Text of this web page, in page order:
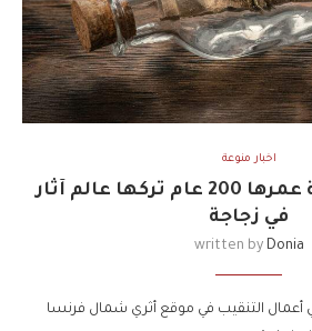
اخبار منوعة
العثور على رسالة عمرها 200 عام تركها عالم آثار
في زجاجة
written by Donia
أعمال التنقيب في موقع أثري شمال فرنسا